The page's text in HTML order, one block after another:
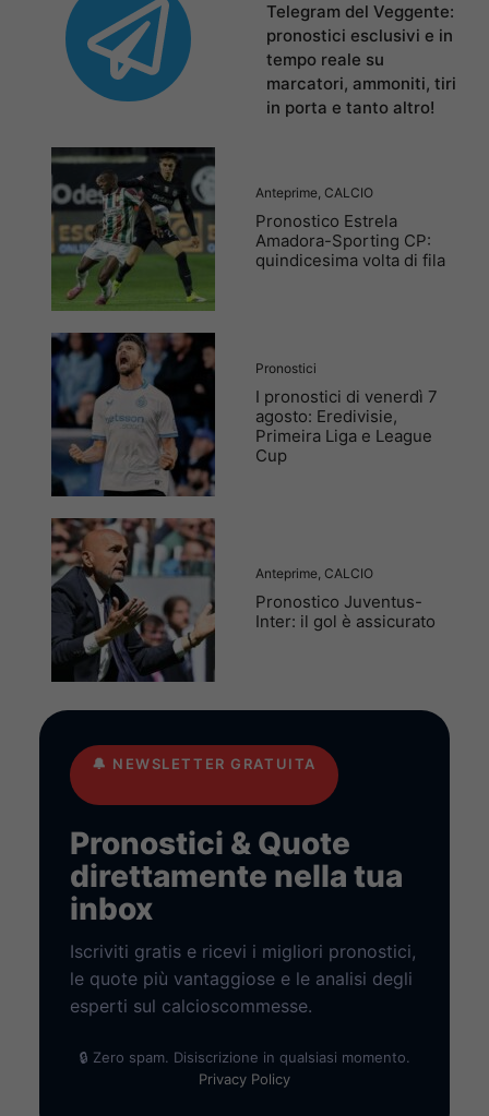
Telegram del Veggente:
pronostici esclusivi e in
tempo reale su
marcatori, ammoniti, tiri
in porta e tanto altro!
Anteprime CALCIO
Pronostico Estrela
Amadora-Sporting CP:
quindicesima volta di fila
Pronostici
I pronostici di venerdì 7
agosto: Eredivisie,
Primeira Liga e League
Cup
Anteprime CALCIO
Pronostico Juventus-
Inter: il gol è assicurato
🔔 NEWSLETTER GRATUITA
Pronostici & Quote
direttamente nella tua
inbox
Iscriviti gratis e ricevi i migliori pronostici,
le quote più vantaggiose e le analisi degli
esperti sul calcioscommesse.
🔒 Zero spam. Disiscrizione in qualsiasi momento.
Privacy Policy